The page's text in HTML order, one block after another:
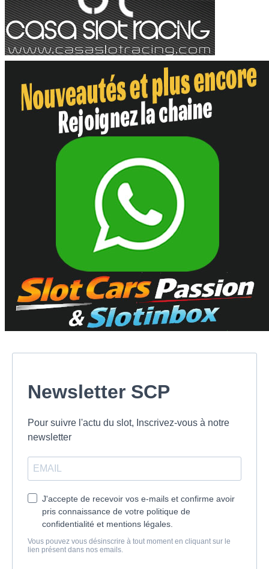
Newsletter SCP
Pour suivre l'actu du slot, Inscrivez-vous à notre
newsletter
J'accepte de recevoir vos e-mails et confirme avoir
pris connaissance de votre politique de
confidentialité et mentions légales.
Vous pouvez vous désinscrire à tout moment en cliquant sur le
lien présent dans nos emails.